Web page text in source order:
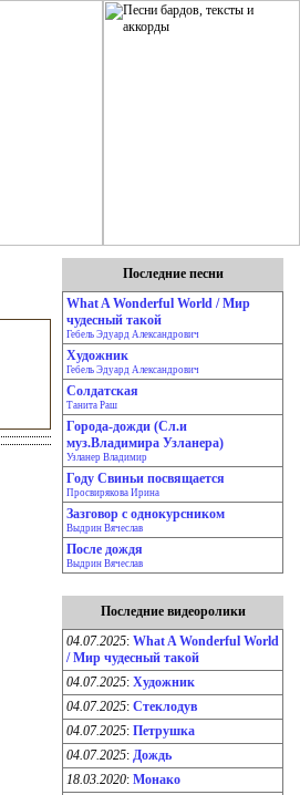
Последние песни
What A Wonderful World / Мир
чудесный такой
Гебель Эдуард Александрович
Художник
Гебель Эдуард Александрович
Солдатская
Танита Раш
Города-дожди (Сл.и
муз.Владимира Узланера)
Узланер Владимир
Году Свиньи посвящается
Просвирякова Ирина
Зазговор с однокурсником
Выдрин Вячеслав
После дождя
Выдрин Вячеслав
Последние видеоролики
04.07.2025: What A Wonderful World
/ Мир чудесный такой
04.07.2025: Художник
04.07.2025: Стеклодув
04.07.2025: Петрушка
04.07.2025: Дождь
18.03.2020: Монако